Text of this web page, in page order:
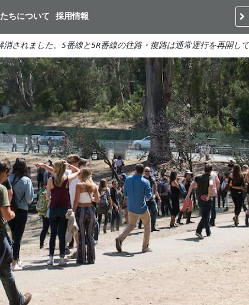
イ
ン
コ
ン
テ
ン
ツ
に
移
動
ちについて 採用情報
されました。5番線と5R番線の往路・復路は通常運行を再開して